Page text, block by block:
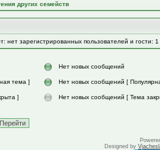
других семейств
нет зарегистрированных пользователей и гости: 1
Нет новых сообщений
тема ] Нет новых сообщений [
] Нет новых сообщений [ Тема
Designed by